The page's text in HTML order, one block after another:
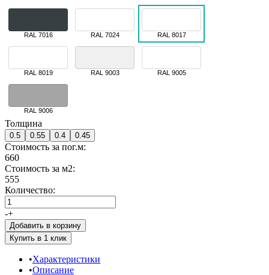
RAL 7016 RAL 7024 RAL 8017
RAL 8019 RAL 9003 RAL 9005
RAL 9006
Толщина
0.5 0.55 0.4 0.45
Стоимость за пог.м:
660
Стоимость за м2:
555
Количество:
-+
Добавить в корзину
Характеристики
Описание